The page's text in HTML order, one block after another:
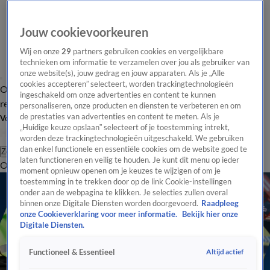
Overzicht Laatste nieuws Regionieuws Het beste van Hart
Tip de
redactie
Volg Hart van Nederland
Zoeken
OverzichtRegioUitzendingenWeerTip de redactiePanelVideo's
Jouw cookievoorkeuren
Wij en onze29 partners gebruiken cookies en vergelijkbare
technieken om informatie te verzamelen over jou als gebruiker van
onze website(s), jouw gedrag en jouw apparaten. Als je „Alle
cookies accepteren” selecteert, worden trackingtechnologieën
ingeschakeld om onze advertenties en content te kunnen
personaliseren, onze producten en diensten te verbeteren en om
de prestaties van advertenties en content te meten. Als je
„Huidige keuze opslaan” selecteert of je toestemming intrekt,
worden deze trackingtechnologieën uitgeschakeld. We gebruiken
dan enkel functionele en essentiële cookies om de website goed te
laten functioneren en veilig te houden. Je kunt dit menu op ieder
moment opnieuw openen om je keuzes te wijzigen of om je
toestemming in te trekken door op de link Cookie-instellingen
onder aan de webpagina te klikken. Je selecties zullen overal
binnen onze Digitale Diensten worden doorgevoerd. Raadpleeg
onze Cookieverklaring voor meer informatie.
Bekijk hier onze
Digitale Diensten.
Functioneel & Essentieel Altijd actief